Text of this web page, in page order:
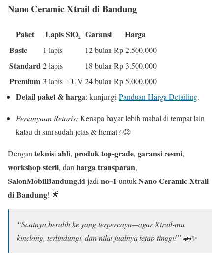
Nano Ceramic Xtrail di Bandung
Paket Lapis SiO₂ Garansi
Harga
Basic
1 lapis 12 bulan Rp 2.500.000
Standard2 lapis 18 bulan Rp 3.500.000
Premium 3 lapis + UV 24 bulan Rp 5.000.000
Detail paket & harga: kunjungi Panduan Harga Detailing.
Pertanyaan Retoris: Kenapa bayar lebih mahal di tempat lain
kalau di sini sudah jelas & hemat? 😉
Dengan teknisi ahli, produk top-grade, garansi resmi,
workshop steril, dan harga transparan,
SalonMobilBandung.idjadi no–1 untukNano Ceramic Xtrail
di Bandung! 🌟
“Saatnya beralih ke yang terpercaya—agar Xtrail-mu
kinclong, terlindungi, dan nilai jualnya tetap tinggi!” 🚗✨